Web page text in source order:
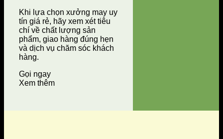
Khi lựa chọn xưởng may uy
tín giá rẻ, hãy xem xét tiêu
chí về chất lượng sản
phẩm, giao hàng đúng hẹn
và dịch vụ chăm sóc khách
hàng.
Gọi ngay
Xem thêm